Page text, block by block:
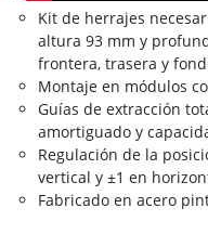
Kit de herrajes
altura 93 mm y
frontera, trasera y
Montaje en módulos
Guías de extracción
amortiguado y
Regulación de la
vertical y ±1 en
Fabricado en acero